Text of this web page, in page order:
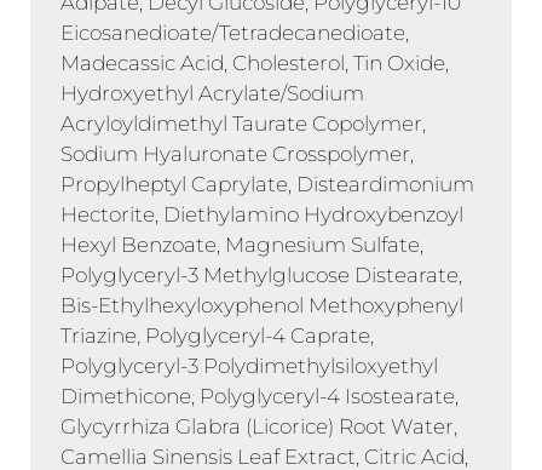
Eicosanedioate/Tetradecanedioate,
Madecassic Acid, Cholesterol, Tin Oxide,
Hydroxyethyl Acrylate/Sodium
Acryloyldimethyl Taurate Copolymer,
Sodium Hyaluronate Crosspolymer,
Propylheptyl Caprylate, Disteardimonium
Hectorite, Diethylamino Hydroxybenzoyl
Hexyl Benzoate, Magnesium Sulfate,
Polyglyceryl-3 Methylglucose Distearate,
Bis-Ethylhexyloxyphenol Methoxyphenyl
Triazine, Polyglyceryl-4 Caprate,
Polyglyceryl-3 Polydimethylsiloxyethyl
Dimethicone, Polyglyceryl-4 Isostearate,
Glycyrrhiza Glabra (Licorice) Root Water,
Camellia Sinensis Leaf Extract, Citric Acid,